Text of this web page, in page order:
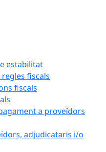
estabilitat
fiscals
fiscals
a proveïdors
adjudicataris i/o